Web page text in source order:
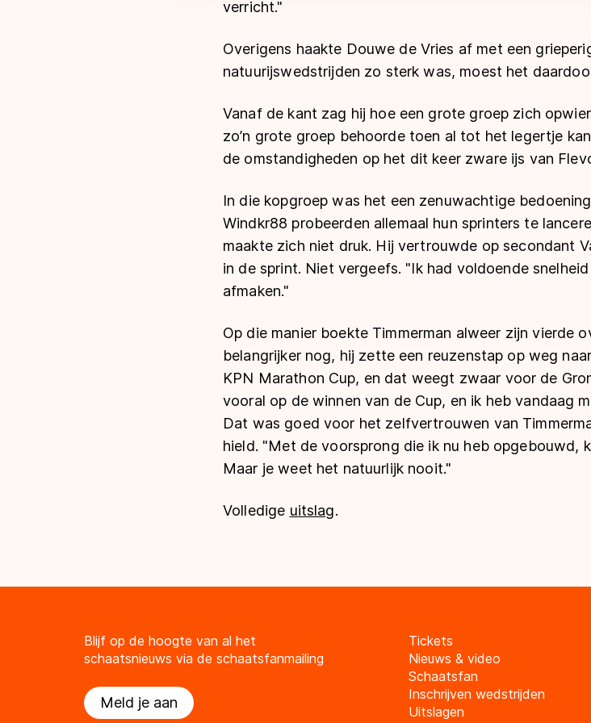
verricht."
Overigens haakte Douwe de Vries af met een
natuurijswedstrijden zo sterk was, moest het
Vanaf de kant zag hij hoe een grote groep zich
zo’n grote groep behoorde toen al tot het legertje
de omstandigheden op het dit keer zware ijs van
In die kopgroep was het een zenuwachtige
Windkr88 probeerden allemaal hun sprinters te
maakte zich niet druk. Hij vertrouwde op secondant
in de sprint. Niet vergeefs. "Ik had voldoende
afmaken."
Op die manier boekte Timmerman alweer zijn vierde
belangrijker nog, hij zette een reuzenstap op weg
KPN Marathon Cup, en dat weegt zwaar voor de
vooral op de winnen van de Cup, en ik heb vandaag
Dat was goed voor het zelfvertrouwen van
hield. "Met de voorsprong die ik nu heb opgebouwd,
Maar je weet het natuurlijk nooit."
Volledige uitslag.
Blijf op de hoogte van al het
schaatsnieuws via de schaatsfanmailing
Meld je aan
Tickets
Nieuws & video
Schaatsfan
Inschrijven wedstrijden
Uitslagen